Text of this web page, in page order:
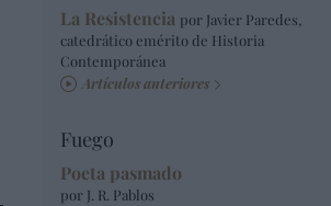
La Resistencia por Javier Paredes,
catedrático emérito de Historia
Contemporánea
Artículos anteriores
Fuego
Poeta pasmado
por J. R. Pablos